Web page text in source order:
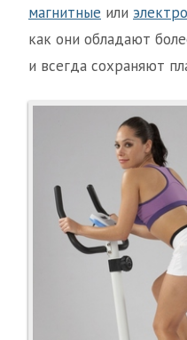
магнитные или
как они обладают
и всегда сохраняют